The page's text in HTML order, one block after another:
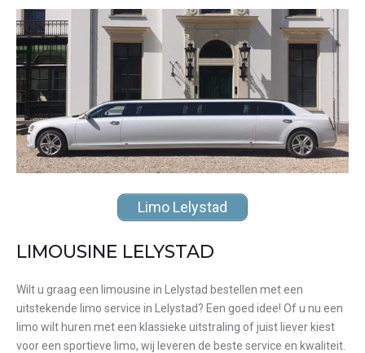
Limo Lelystad
LIMOUSINE LELYSTAD
Wilt u graag een limousine in Lelystad bestellen met een
uitstekende limo service in Lelystad? Een goed idee! Of u nu een
limo wilt huren met een klassieke uitstraling of juist liever kiest
voor een sportieve limo, wij leveren de beste service en kwaliteit.